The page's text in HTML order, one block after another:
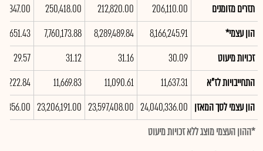
תזרים מזומנים
206,110.00
212,820.00
250,418.00
הון עצמי*
8,166,245.91
8,289,489.84
7,760,173.88
זכויות מיעוט
30.09
31.16
31.12
29.57
התחייבויות לז"א
11,637.31
11,090.61
11,669.83
11,222.84
הון עצמי לסך המאזן 24,040,336.00
23,597,408.00
23,206,191.00
*ההון העצמי מוצג ללא זכויות מיעוט